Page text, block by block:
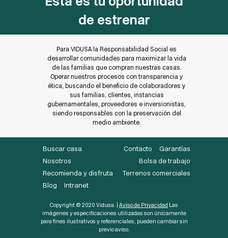
de estrenar
Para VIDUSA la Responsabilidad Social es
desarrollar comunidades para maximizar la vida
de las familias que compran nuestras casas.
Operar nuestros procesos con transparencia y
ética, buscando el beneficio de colaboradores y
sus familias, clientes, instancias
gubernamentales, proveedores e inversionistas,
siendo responsables con la preservación del
medio ambiente.
Buscar casa
Nosotros
Recomienda y disfruta
Blog
Intranet
Contacto
Garantías
Bolsa de trabajo
Terrenos comerciales
Copyright © 2020 Vidusa. | Aviso de Privacidad Las
imágenes y especificaciones utilizadas son únicamente
para fines ilustrativos y referenciales, pueden cambiar sin
previo aviso.